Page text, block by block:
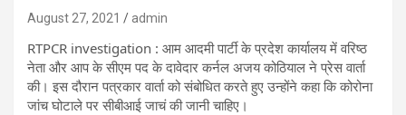
August 27, 2021 admin
RTPCR investigation : आम आदमी पार्टी के प्रदेश कार्यालय में वरिष्ठ
नेता और आप के सीएम पद के दावेदार कर्नल अजय कोठियाल ने प्रेस वार्ता
की। इस दौरान पत्रकार वार्ता को संबोधित करते हुए उन्होंने कहा कि कोरोना
जांच घोटाले पर सीबीआई जाचं की जानी चाहिए।